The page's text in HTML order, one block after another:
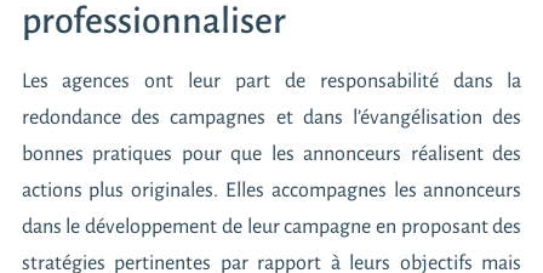
professionnaliser
Les agences ont leur part de responsabilité dans la
redondance des campagnes et dans l’évangélisation des
bonnes pratiques pour que les annonceurs réalisent des
actions plus originales. Elles accompagnes les annonceurs
dans le développement de leur campagne en proposant des
stratégies pertinentes par rapport à leurs objectifs mais